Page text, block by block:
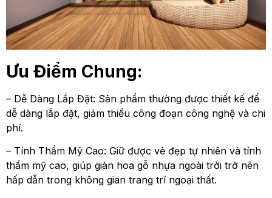
Ưu Điểm Chung:
– Dễ Dàng Lắp Đặt: Sản phẩm thường được thiết kế để
dễ dàng lắp đặt, giảm thiểu công đoạn công nghệ và chi
phí.
– Tính Thẩm Mỹ Cao: Giữ được vẻ đẹp tự nhiên và tính
thẩm mỹ cao, giúp giàn hoa gỗ nhựa ngoài trời trở nên
hấp dẫn trong không gian trang trí ngoại thất.